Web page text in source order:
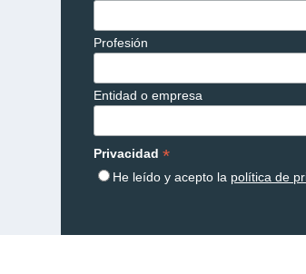
Profesión
Entidad o empresa
Privacidad*
He leído y acepto la política de